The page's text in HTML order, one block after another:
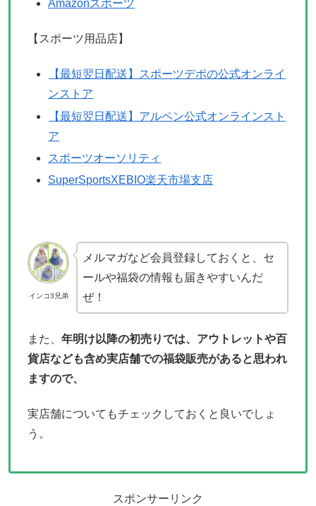
Amazonスポーツ
【スポーツ用品店】
【最短翌日配送】スポーツデポの公式オンライ
ンストア
【最短翌日配送】アルペン公式オンラインスト
ア
スポーツオーソリティ
SuperSportsXEBIO楽天市場支店
インコ3兄弟
メルマガなど会員登録しておくと、セ
ールや福袋の情報も届きやすいんだ
ぜ！
また、 年明け以降の初売りでは、アウトレットや百
貨店なども含め実店舗での福袋販売があると思われ
ますので、
実店舗についてもチェックしておくと良いでしょ
う。
スポンサーリンク